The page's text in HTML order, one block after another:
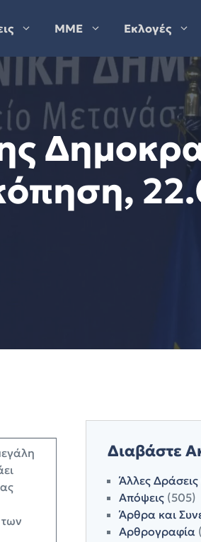
ΜΜΕ Εκλογές
Διαβάστε
Άλλες Δράσεις
Απόψεις(505)
Άρθρα και
Αρθρογραφία